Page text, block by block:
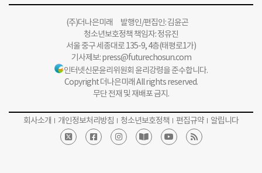
(주)더나은미래 발행인/편집인: 김윤곤
청소년보호정책 책임자: 정유진
서울 중구 세종대로 135-9, 4층(태평로1가)
기사제보:press@futurechosun.com
인터넷신문윤리위원회 윤리강령을 준수합니다.
Copyright 더나은미래 All rights reserved.
무단 전재 및 재배포 금지.
회사소개 개인정보처리방침 청소년보호정책 편집규약 알립니다